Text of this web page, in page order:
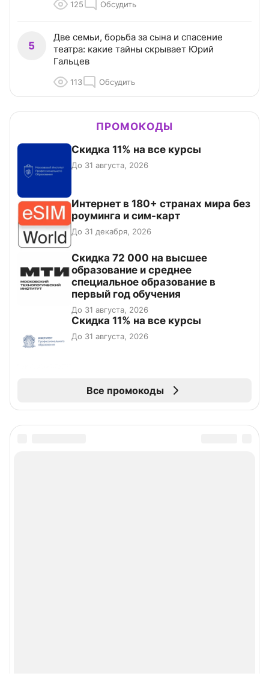
125 Обсудить
5
Две семьи, борьба за сына и спасение
театра: какие тайны скрывает Юрий
Гальцев
113 Обсудить
ПРОМОКОДЫ
Скидка 11% на все курсы
До 31 августа, 2026
Интернет в 180+ странах мира без
роуминга и сим-карт
До 31 декабря, 2026
Скидка 72 000 на высшее
образование и среднее
специальное образование в
первый год обучения
До 31 августа, 2026
Скидка 11% на все курсы
До 31 августа, 2026
Все промокоды